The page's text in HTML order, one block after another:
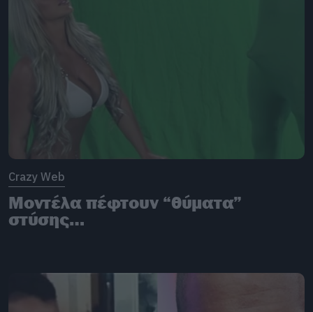
Crazy Web
Μοντέλα πέφτουν “θύματα”
στύσης…